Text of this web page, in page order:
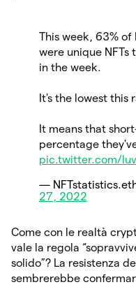
This week, 63% of
were unique
in the week.
It's the lowest this
It means that
percentage
pic.twitter.com/
—
27, 2022
Come con le realtà
vale la regola
solido”? La resistenza
sembrerebbe